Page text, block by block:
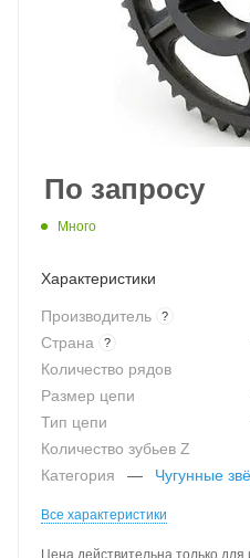
По запросу
Много
Характеристики
Производитель ?
Страна
?
Количество рядов
Размер цепи
Тип цепи
Количество зубьев Z
Категория
— Чугунные
Все характеристики
Цена действительна только